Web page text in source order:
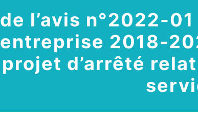
l’avis n°2022-
2018-
d’arrêté